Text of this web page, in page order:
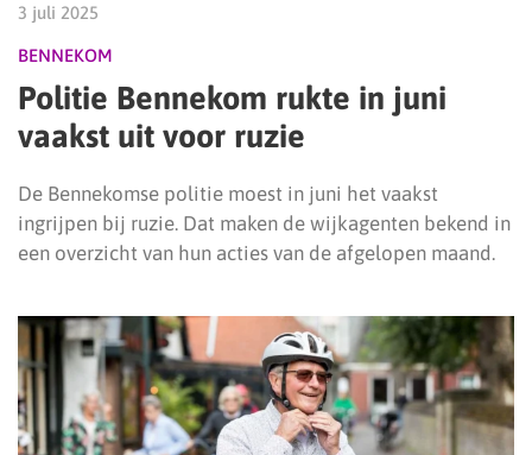
3 juli 2025
BENNEKOM
Politie Bennekom rukte in juni
vaakst uit voor ruzie
De Bennekomse politie moest in juni het vaakst
ingrijpen bij ruzie. Dat maken de wijkagenten bekend in
een overzicht van hun acties van de afgelopen maand.